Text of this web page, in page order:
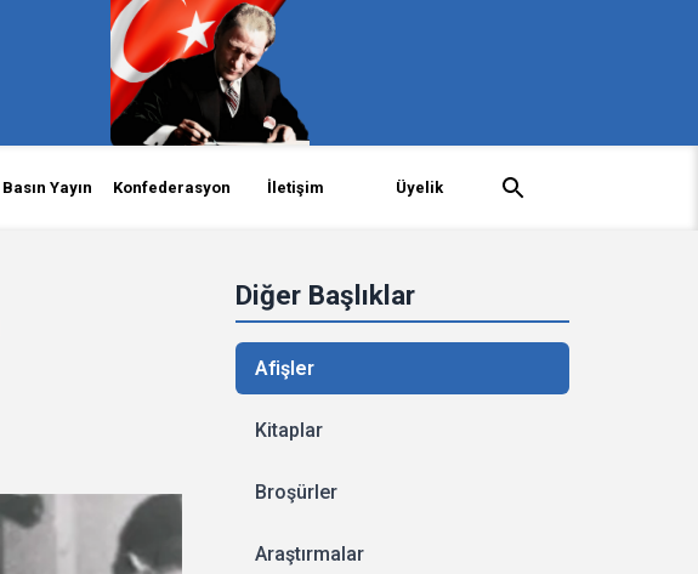
Basın Yayın Konfederasyon İletişim Üyelik
Diğer Başlıklar
Afişler
Kitaplar
Broşürler
Araştırmalar